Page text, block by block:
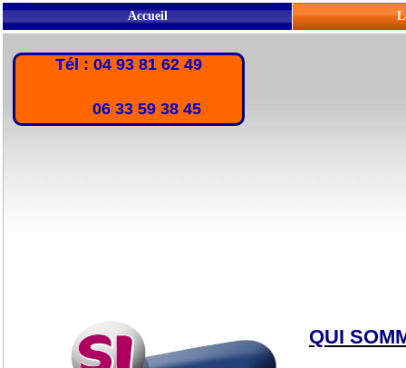
Accueil
Tél : 04 93 81 62 49
06 33 59 38 45
QUI